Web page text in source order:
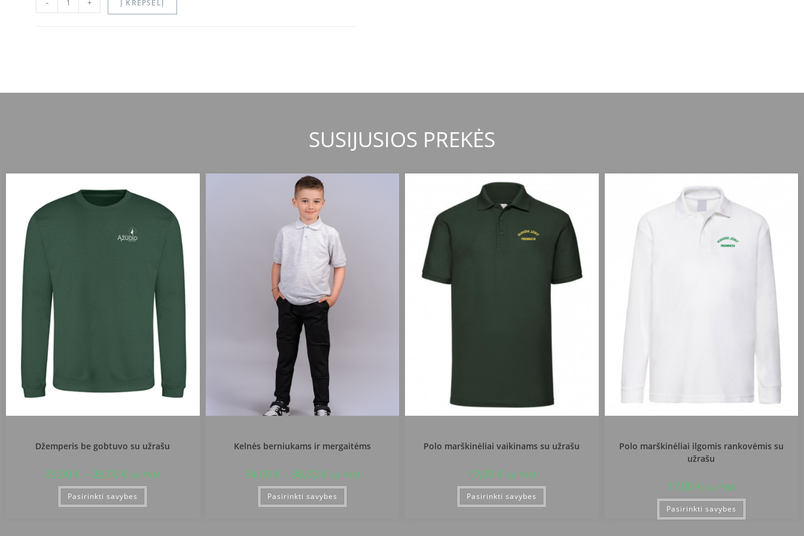
- + Į KREPŠELĮ
SUSIJUSIOS PREKĖS
Džemperis be gobtuvo su užrašu
25,00€ – 26,00€ su PVM
Pasirinkti savybes
Kelnės berniukams ir mergaitėms
34,00 € – 36,00 € su PVM
Pasirinkti savybes
Polo marškinėliai vaikinams su užrašu
17,00 € su PVM
Pasirinkti savybes
Polo marškinėliai ilgomis rankovėmis su
užrašu
17,00€ su PVM
Pasirinkti savybes